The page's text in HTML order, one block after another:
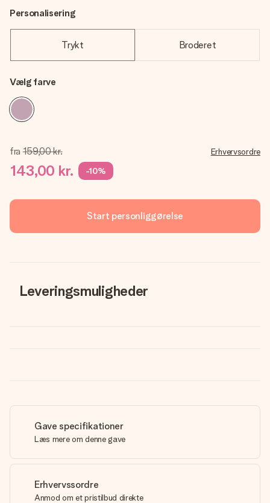
Personalisering
Trykt Broderet
Vælg farve
fra 159,00 kr.
143,00 kr. -10%
Erhvervsordre
Start personliggørelse
Leveringsmuligheder
Gave specifikationer
Læs mere om denne gave
Erhvervssordre
Anmod om et pristilbud direkte